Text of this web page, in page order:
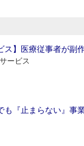
ス】医療従事者が副
ービス
も『止まらない』